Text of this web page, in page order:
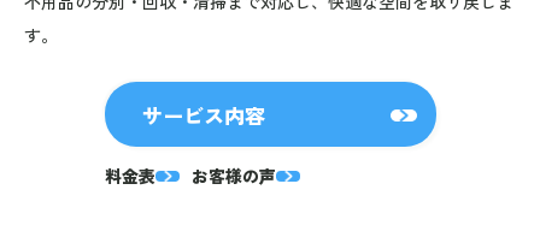
す。
サービス内容
料金表 お客様の声